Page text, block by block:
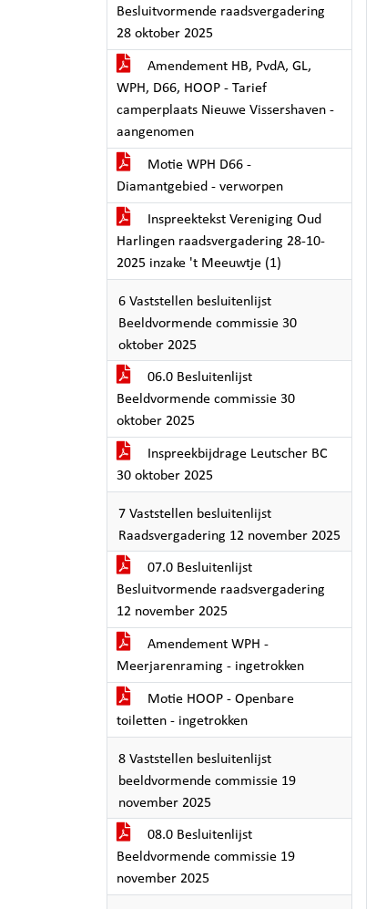
Besluitvormende raadsvergadering
28 oktober 2025
Amendement HB, PvdA, GL,
WPH, D66, HOOP - Tarief
camperplaats Nieuwe Vissershaven -
aangenomen
Motie WPH D66 -
Diamantgebied - verworpen
Inspreektekst Vereniging Oud
Harlingen raadsvergadering 28-10-
2025 inzake 't Meeuwtje (1)
6 Vaststellen besluitenlijst
Beeldvormende commissie 30
oktober 2025
06.0 Besluitenlijst
Beeldvormende commissie 30
oktober 2025
Inspreekbijdrage Leutscher BC
30 oktober 2025
7 Vaststellen besluitenlijst
Raadsvergadering 12 november 2025
07.0 Besluitenlijst
Besluitvormende raadsvergadering
12 november 2025
Amendement WPH -
Meerjarenraming - ingetrokken
Motie HOOP - Openbare
toiletten - ingetrokken
8 Vaststellen besluitenlijst
beeldvormende commissie 19
november 2025
08.0 Besluitenlijst
Beeldvormende commissie 19
november 2025